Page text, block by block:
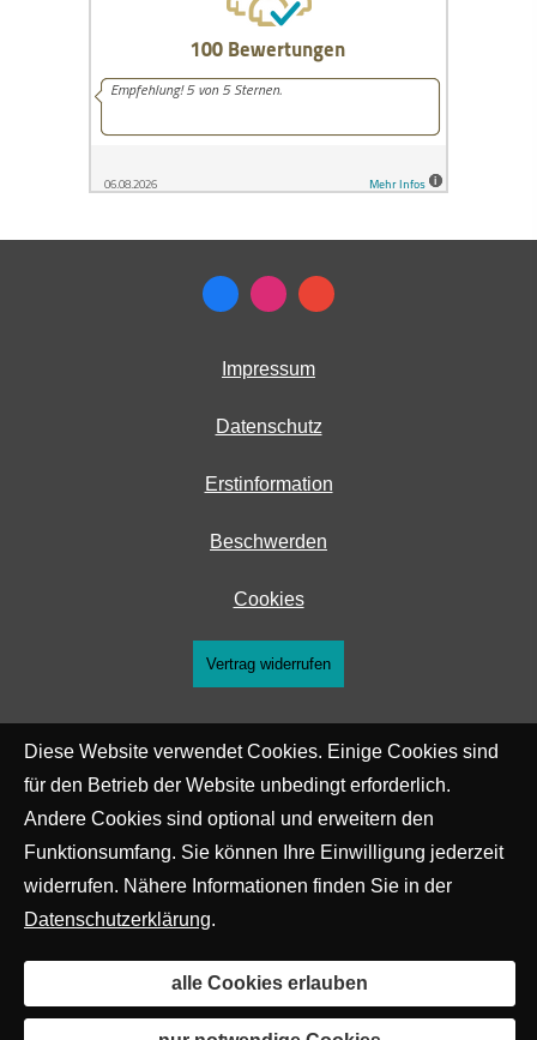
Impressum
Datenschutz
Erstinformation
Beschwerden
Cookies
Vertrag widerrufen
Diese Website verwendet Cookies. Einige Cookies sind
für den Betrieb der Website unbedingt erforderlich.
Andere Cookies sind optional und erweitern den
Funktionsumfang. Sie können Ihre Einwilligung jederzeit
widerrufen. Nähere Informationen finden Sie in der
Datenschutzerklärung.
alle Cookies erlauben